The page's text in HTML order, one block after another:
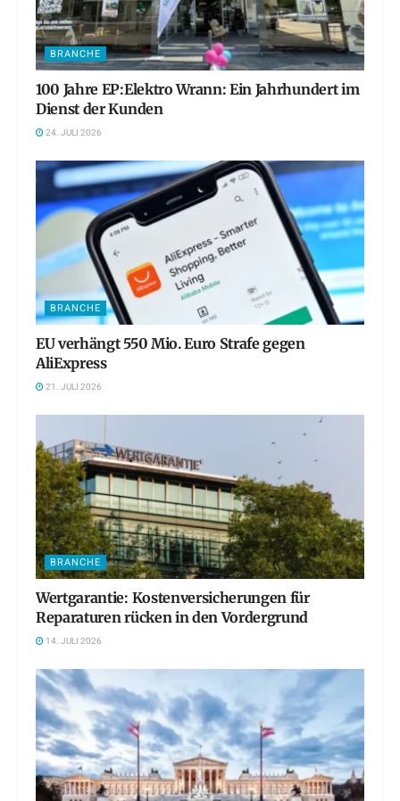
BRANCHE
100 Jahre EP:Elektro Wrann: Ein Jahrhundert im
Dienst der Kunden
24. JULI 2026
BRANCHE
EU verhängt 550 Mio. Euro Strafe gegen
AliExpress
21. JULI 2026
BRANCHE
Wertgarantie: Kostenversicherungen für
Reparaturen rücken in den Vordergrund
14. JULI 2026